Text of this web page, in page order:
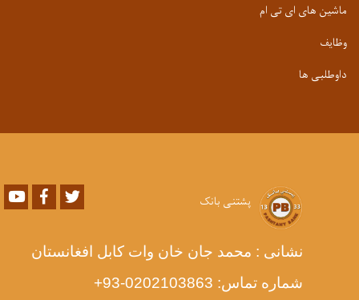
ماشین های ای تی ام
وظایف
داوطلبی ها
پشتنی بانک Youtube Facebook
نشانی : محمد جان خان وات کابل افغانستان
شماره تماس: -0202103863
93+